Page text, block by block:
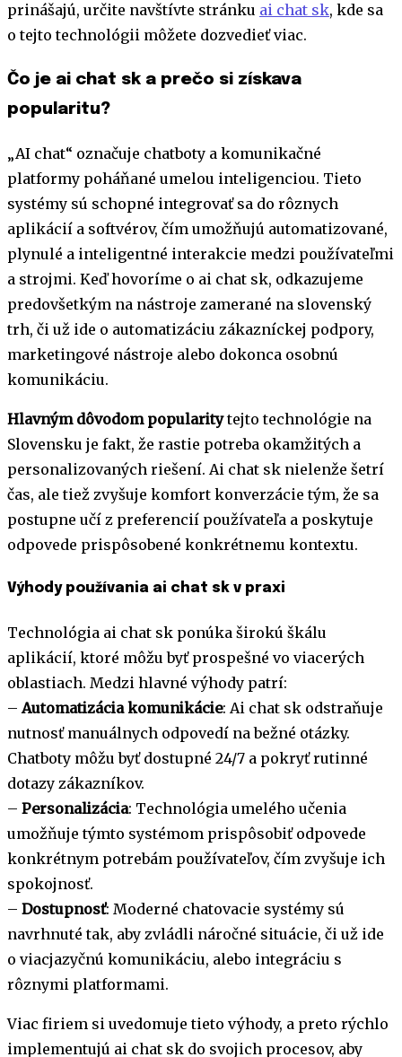
prinášajú, určite navštívte stránku ai chat sk, kde sa
o tejto technológii môžete dozvedieť viac.
Čo je ai chat sk a prečo si získava
popularitu?
„AI chat“ označuje chatboty a komunikačné
platformy poháňané umelou inteligenciou. Tieto
systémy sú schopné integrovať sa do rôznych
aplikácií a softvérov, čím umožňujú automatizované,
plynulé a inteligentné interakcie medzi používateľmi
a strojmi. Keď hovoríme o ai chat sk, odkazujeme
predovšetkým na nástroje zamerané na slovenský
trh, či už ide o automatizáciu zákazníckej podpory,
marketingové nástroje alebo dokonca osobnú
komunikáciu.
Hlavným dôvodom popularitytejto technológie na
Slovensku je fakt, že rastie potreba okamžitých a
personalizovaných riešení. Ai chat sk nielenže šetrí
čas, ale tiež zvyšuje komfort konverzácie tým, že sa
postupne učí z preferencií používateľa a poskytuje
odpovede prispôsobené konkrétnemu kontextu.
Výhody používania ai chat sk v praxi
Technológia ai chat sk ponúka širokú škálu
aplikácií, ktoré môžu byť prospešné vo viacerých
oblastiach. Medzi hlavné výhody patrí:
–Automatizácia komunikácie: Ai chat sk odstraňuje
nutnosť manuálnych odpovedí na bežné otázky.
Chatboty môžu byť dostupné 24/7 a pokryť rutinné
dotazy zákazníkov.
– Personalizácia: Technológia umelého učenia
umožňuje týmto systémom prispôsobiť odpovede
konkrétnym potrebám používateľov, čím zvyšuje ich
spokojnosť.
– Dostupnosť: Moderné chatovacie systémy sú
navrhnuté tak, aby zvládli náročné situácie, či už ide
o viacjazyčnú komunikáciu, alebo integráciu s
rôznymi platformami.
Viac firiem si uvedomuje tieto výhody, a preto rýchlo
implementujú ai chat sk do svojich procesov, aby